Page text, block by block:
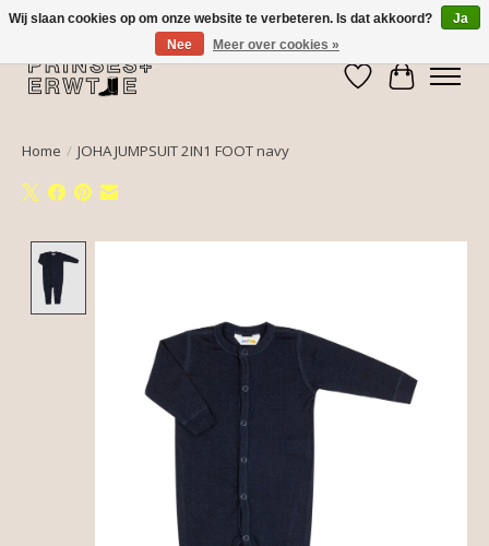
Verlanglijst
Home / JOHA JUMPSUIT 2IN1 FOOT navy
Wij slaan cookies op om onze website te verbeteren. Is dat akkoord?
Ja
Nee
Meer over cookies »